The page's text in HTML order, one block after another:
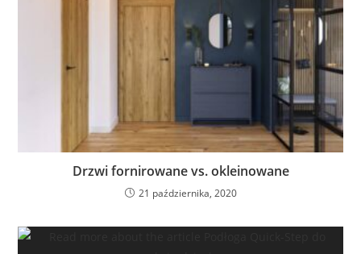
Drzwi fornirowane vs. okleinowane
21 października, 2020